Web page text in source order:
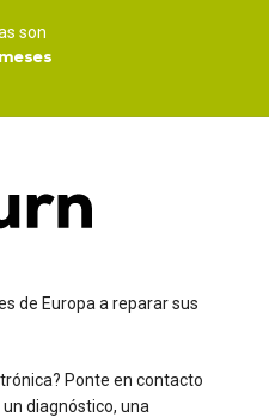
son
de Europa a reparar sus
Ponte en contacto
diagnóstico, una